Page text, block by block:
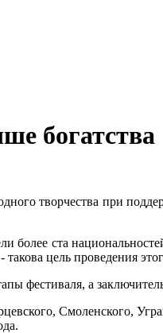
богатства
творчества при
более ста
цель проведения
фестиваля, а
Смоленского,